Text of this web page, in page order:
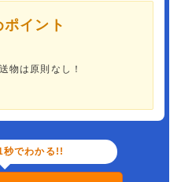
イント
物は原則なし！
秒でわかる!!